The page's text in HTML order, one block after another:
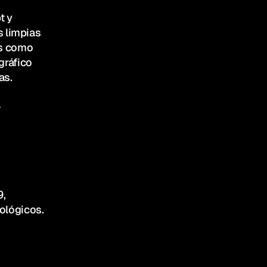
y
limpias
como